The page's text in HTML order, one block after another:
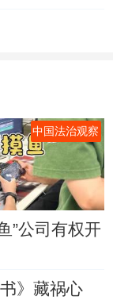
中国法治观察
”公司有权开
》藏祸心